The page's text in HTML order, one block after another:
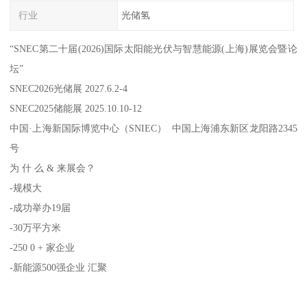
行业 光储氢
“SNEC第二十届(2026)国际太阳能光伏与智慧能源(上海)展览会暨论
坛”
SNEC2026光储展 2027.6.2-4
SNEC2025储能展 2025.10.10-12
中国·上海新国际博览中心（SNIEC） 中国上海浦东新区龙阳路2345
号
为 什 么 & 来展会？
-规模大
-成功举办19届
-30万平方米
-250 0 + 家企业
-新能源500强企业 汇聚